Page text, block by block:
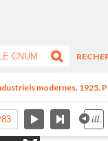
modernes. 1925.